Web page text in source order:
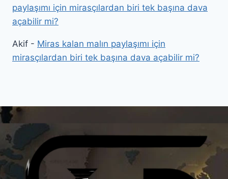
paylaşımı için mirasçılardan biri tek başına dava
açabilir mi?
Akif - Miras kalan malın paylaşımı için
mirasçılardan biri tek başına dava açabilir mi?